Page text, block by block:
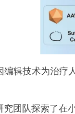
编辑技术为治疗
团队探索了在